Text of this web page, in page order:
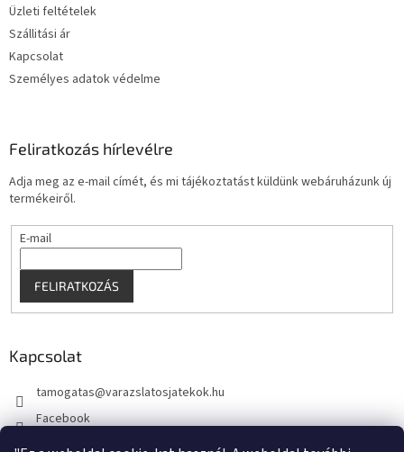
Üzleti feltételek
Szállitási ár
Kapcsolat
Személyes adatok védelme
Feliratkozás hírlevélre
Adja meg az e-mail címét, és mi tájékoztatást küldünk webáruházunk új
termékeiről.
E-mail
FELIRATKOZÁS
Kapcsolat
tamogatas@varazslatosjatekok.hu
Facebook
kouzelnehry